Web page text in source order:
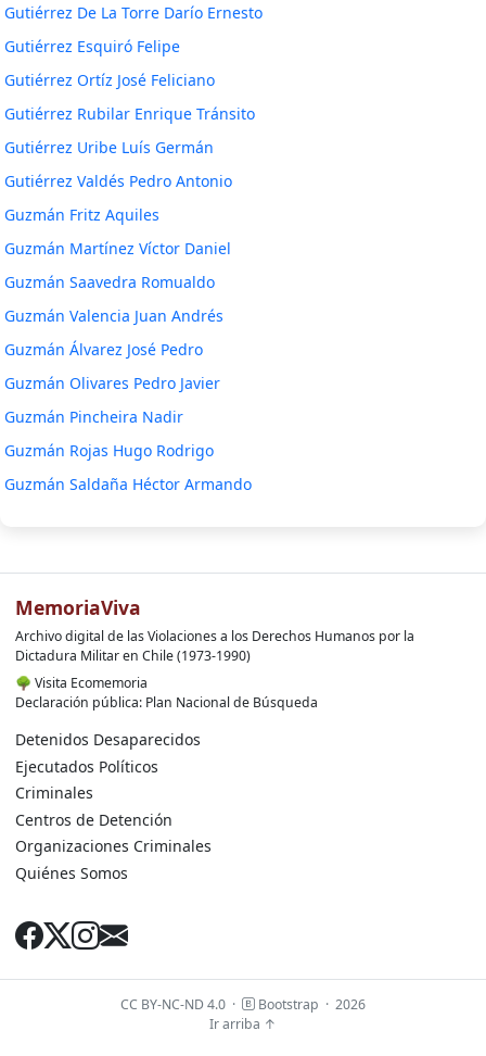
Gutiérrez De La Torre Darío Ernesto
Gutiérrez Esquiró Felipe
Gutiérrez Ortíz José Feliciano
Gutiérrez Rubilar Enrique Tránsito
Gutiérrez Uribe Luís Germán
Gutiérrez Valdés Pedro Antonio
Guzmán Fritz Aquiles
Guzmán Martínez Víctor Daniel
Guzmán Saavedra Romualdo
Guzmán Valencia Juan Andrés
Guzmán Álvarez José Pedro
Guzmán Olivares Pedro Javier
Guzmán Pincheira Nadir
Guzmán Rojas Hugo Rodrigo
Guzmán Saldaña Héctor Armando
MemoriaViva
Archivo digital de las Violaciones a los Derechos Humanos por la
Dictadura Militar en Chile (1973-1990)
🌳 Visita Ecomemoria
Declaración pública: Plan Nacional de Búsqueda
Detenidos Desaparecidos
Ejecutados Políticos
Criminales
Centros de Detención
Organizaciones Criminales
Quiénes Somos
CC BY-NC-ND 4.0 · Bootstrap · 2026
Ir arriba ↑